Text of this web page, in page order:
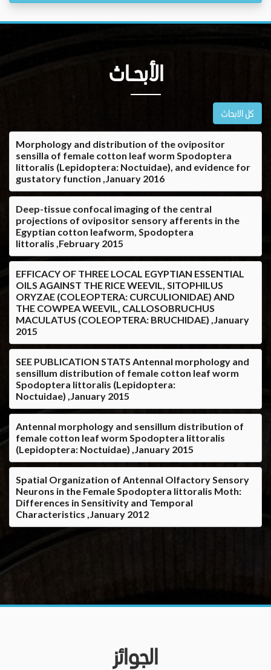
الأبحــاث
كل الابحاث
Morphology and distribution of the ovipositor
sensilla of female cotton leaf worm Spodoptera
littoralis (Lepidoptera: Noctuidae), and evidence for
gustatory function ,January 2016
Deep-tissue confocal imaging of the central
projections of ovipositor sensory afferents in the
Egyptian cotton leafworm, Spodoptera
littoralis ,February 2015
EFFICACY OF THREE LOCAL EGYPTIAN ESSENTIAL
OILS AGAINST THE RICE WEEVIL, SITOPHILUS
ORYZAE (COLEOPTERA: CURCULIONIDAE) AND
THE COWPEA WEEVIL, CALLOSOBRUCHUS
MACULATUS (COLEOPTERA: BRUCHIDAE) ,January
2015
SEE PUBLICATION STATS Antennal morphology and
sensillum distribution of female cotton leaf worm
Spodoptera littoralis (Lepidoptera:
Noctuidae) ,January 2015
Antennal morphology and sensillum distribution of
female cotton leaf worm Spodoptera littoralis
(Lepidoptera: Noctuidae) ,January 2015
Spatial Organization of Antennal Olfactory Sensory
Neurons in the Female Spodoptera littoralis Moth:
Differences in Sensitivity and Temporal
Characteristics ,January 2012
الجوائز